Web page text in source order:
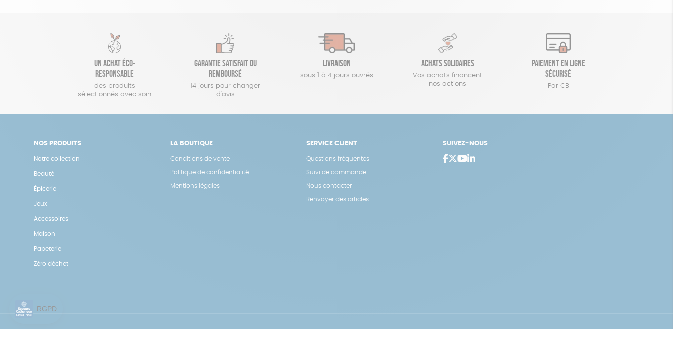
Un achat éco-
responsable
des produits
sélectionnés avec soin
Garantie satisfait ou
remboursé
14 jours pour changer
d'avis
Livraison
sous 1 à 4 jours ouvrés
Achats solidaires
Vos achats financent
nos actions
Paiement en ligne
sécurisé
Par CB
NOS PRODUITS
Notre collection
Beauté
Épicerie
Jeux
Accessoires
Maison
Papeterie
Zéro déchet
LA BOUTIQUE
Conditions de vente
Politique de confidentialité
Mentions légales
SERVICE CLIENT
Questions fréquentes
Suivi de commande
Nous contacter
Renvoyer des articles
SUIVEZ-NOUS